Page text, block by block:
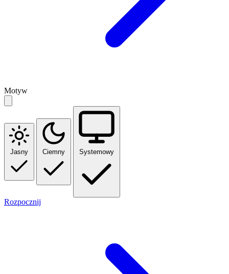
Motyw
Jasny Ciemny Systemowy
Rozpocznij